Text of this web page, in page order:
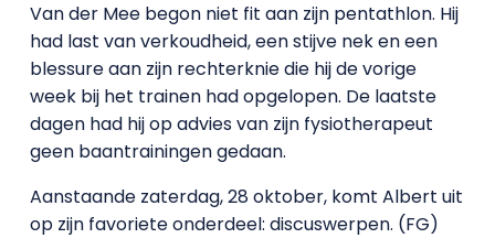
Van der Mee begon niet fit aan zijn pentathlon. Hij
had last van verkoudheid, een stijve nek en een
blessure aan zijn rechterknie die hij de vorige
week bij het trainen had opgelopen. De laatste
dagen had hij op advies van zijn fysiotherapeut
geen baantrainingen gedaan.
Aanstaande zaterdag, 28 oktober, komt Albert uit
op zijn favoriete onderdeel: discuswerpen. (FG)